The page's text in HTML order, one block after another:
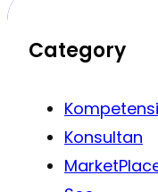
Category
Kompetensi
Konsultan